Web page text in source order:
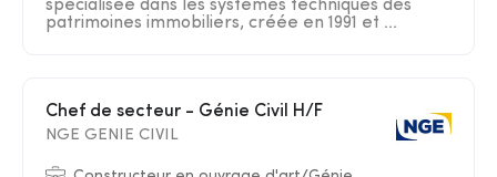
spécialisée dans les systèmes techniques des
patrimoines immobiliers, créée en 1991 et ...
Chef de secteur - Génie Civil H/F
NGE GENIE CIVIL